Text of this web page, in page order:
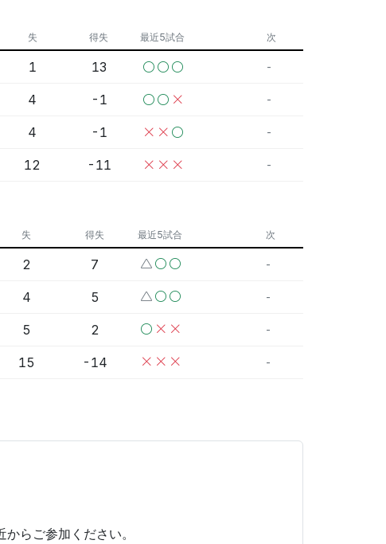
失 得失 最近5試合 次
1 13 -
4 -1 -
4 -1 -
12 -11 -
失 得失 最近5試合 次
2 7 -
4 5 -
5 2 -
15 -14 -
らご参加ください。